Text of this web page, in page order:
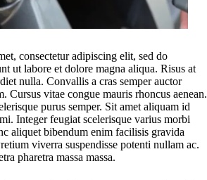
consectetur adipiscing elit, sed do
ut labore et dolore magna aliqua. Risus at
nulla. Convallis a cras semper auctor
Cursus vitae congue mauris rhoncus aenean.
purus semper. Sit amet aliquam id
Integer feugiat scelerisque varius morbi
aliquet bibendum enim facilisis gravida
viverra suspendisse potenti nullam ac.
pharetra massa massa.